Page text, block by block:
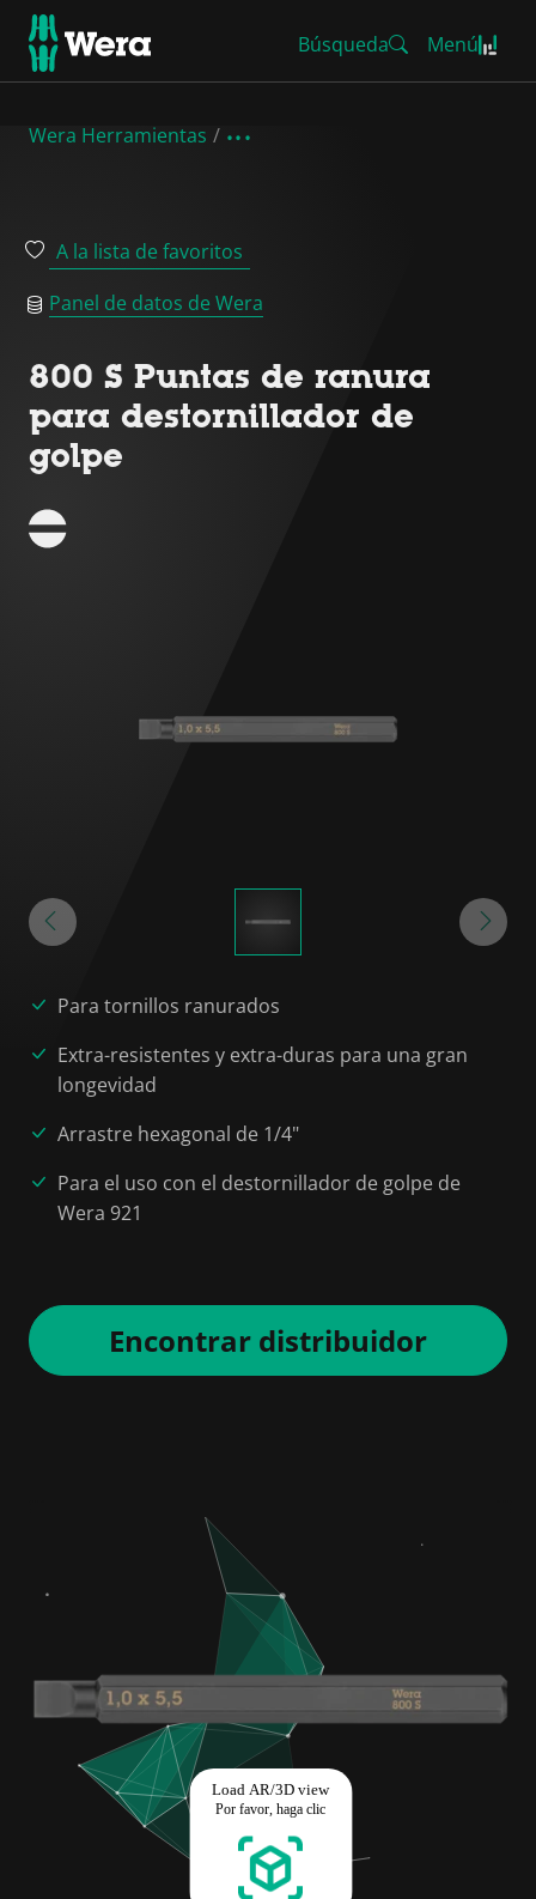
Búsqueda Menú
Wera Herramientas
A la lista de favoritos
Panel de datos de Wera
800 S Puntas de ranura
para destornillador de
golpe
Para tornillos ranurados
Extra-resistentes y extra-duras para una gran
longevidad
Arrastre hexagonal de 1/4"
Para el uso con el destornillador de golpe de
Wera 921
Encontrar distribuidor